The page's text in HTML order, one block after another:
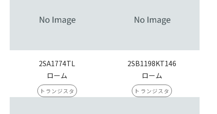
2SA1774TL
ローム
トランジスタ
2SB1198KT146
ローム
トランジスタ